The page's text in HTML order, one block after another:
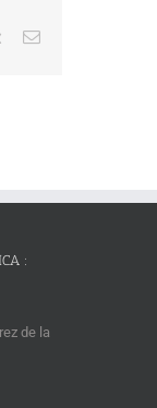
Vk
Correo
:
de la